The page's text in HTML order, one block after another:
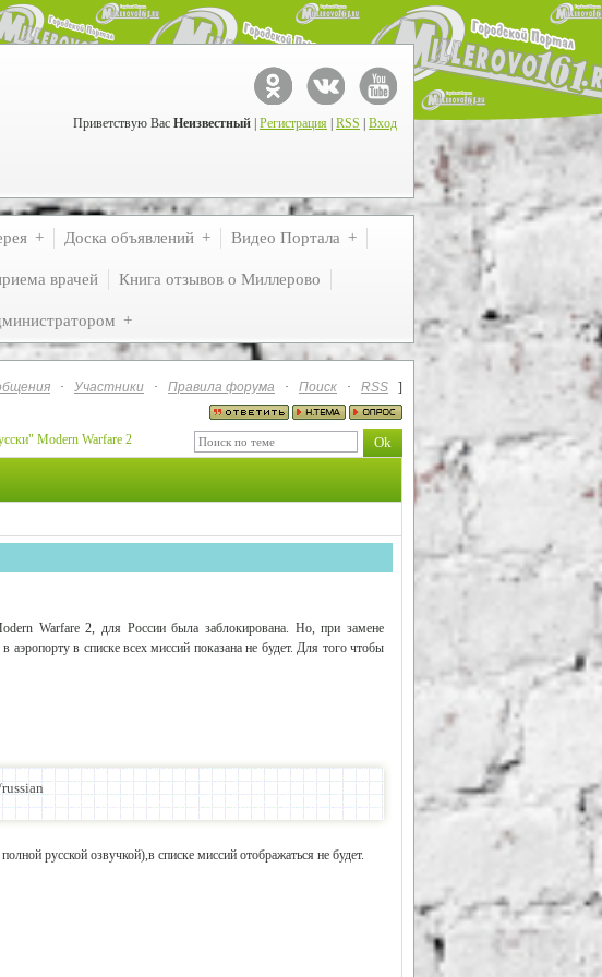
Приветствую Вас Неизвестный Регистрация RSS Вход
Доска объявлений Видео Портала
врачей Книга отзывов о Миллерово
· Участники · Правила форума · Поиск · RSS
]
Modern Warfare 2
Warfare 2, для России была заблокирована. Но, при замене
в списке всех миссий показана не будет. Для того чтобы
русской озвучкой),в списке миссий отображаться не будет.